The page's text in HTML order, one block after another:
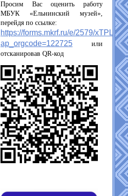
Просим Вас оценить работу
МБУК «Ельнинский музей»,
перейдя по ссылке:
https://forms.mkrf.ru/e/2579/
ap_orgcode=122725 или
отсканировав QR-код